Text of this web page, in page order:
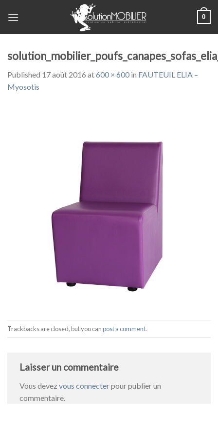
0
Published 17 août 2016 at600 × 600 in FAUTEUIL ELIA –
Myosotis
Trackbacks are closed, but you canpost a comment.
Laisser un commentaire
Vous devez vous connecterpour publier un
commentaire.